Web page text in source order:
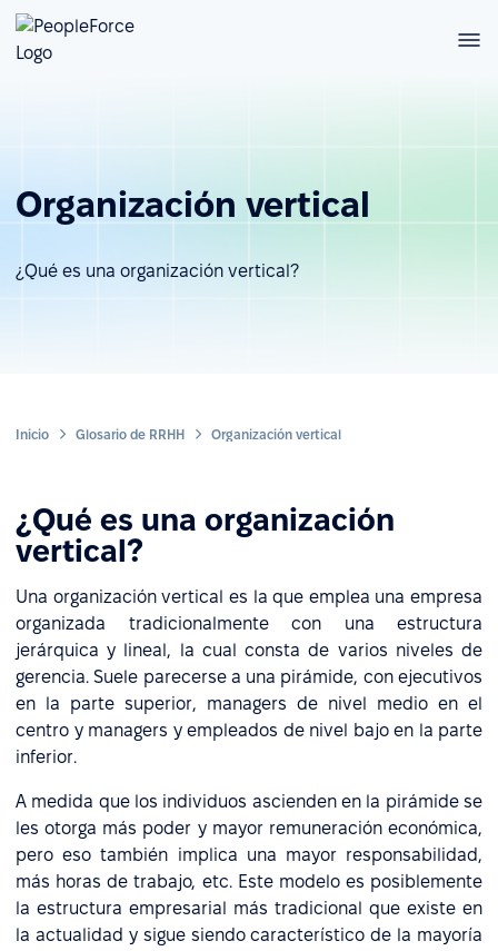
Organización vertical
¿Qué es una organización vertical?
Inicio Glosario de RRHH Organización vertical
¿Qué es una organización
vertical?
Una organización vertical es la que emplea una empresa
organizada tradicionalmente con una estructura
jerárquica y lineal, la cual consta de varios niveles de
gerencia. Suele parecerse a una pirámide, con ejecutivos
en la parte superior, managers de nivel medio en el
centro y managers y empleados de nivel bajo en la parte
inferior.
A medida que los individuos ascienden en la pirámide se
les otorga más poder y mayor remuneración económica,
pero eso también implica una mayor responsabilidad,
más horas de trabajo, etc. Este modelo es posiblemente
la estructura empresarial más tradicional que existe en
la actualidad y sigue siendo característico de la mayoría